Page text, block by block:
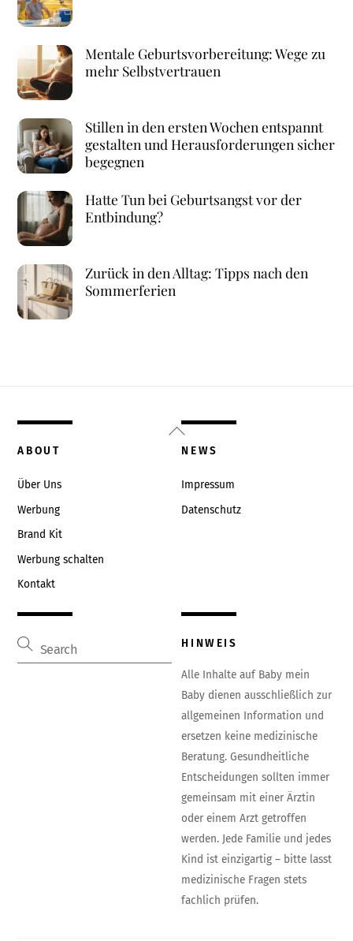
Mentale Geburtsvorbereitung: Wege zu
mehr Selbstvertrauen
Stillen in den ersten Wochen entspannt
gestalten und Herausforderungen sicher
begegnen
Hatte Tun bei Geburtsangst vor der
Entbindung?
Zurück in den Alltag: Tipps nach den
Sommerferien
Back
To
ABOUT
Über Uns
Werbung
Brand Kit
Werbung schalten
Kontakt
NEWS
Impressum
Datenschutz
HINWEIS
Alle Inhalte auf Baby mein
Baby dienen ausschließlich zur
allgemeinen Information und
ersetzen keine medizinische
Beratung. Gesundheitliche
Entscheidungen sollten immer
gemeinsam mit einer Ärztin
oder einem Arzt getroffen
werden. Jede Familie und jedes
Kind ist einzigartig – bitte lasst
medizinische Fragen stets
fachlich prüfen.